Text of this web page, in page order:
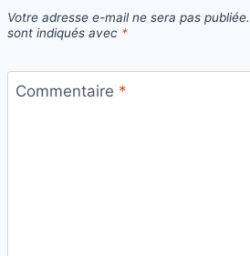
Votre adresse e-mail ne sera pas publiée.
sont indiqués avec *
Commentaire *